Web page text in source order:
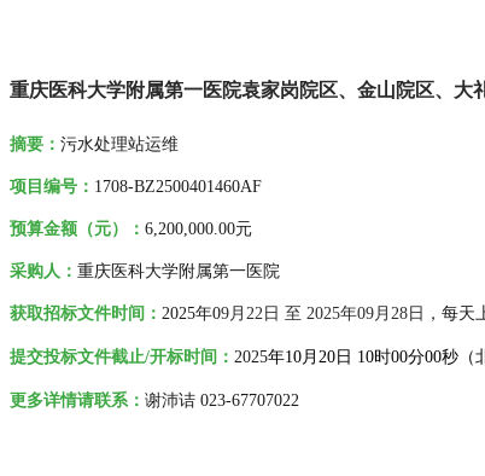
重庆医科大学附属第一医院袁家岗院区、金山院区、大
摘要 ： 污水处理站运维
项目编号： 1708-BZ2500401460AF
预算金额（元）： 6,200,000.00元
采购人 ： 重庆医科大学附属第一医院
获取招标文件时间： 2025年09月22日 至 2025年09月28日 ，每天
提交投标文件截止/开标时间： 2025年10月20日 10时00分00秒 （
更多详情请联系 ： 谢沛诘 023-67707022